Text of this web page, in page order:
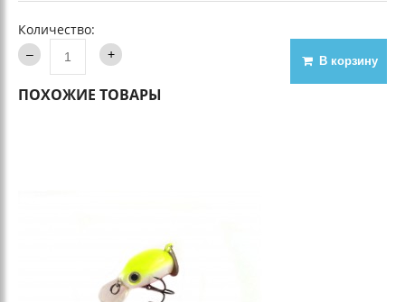
Количество:
В корзину
ПОХОЖИЕ ТОВАРЫ